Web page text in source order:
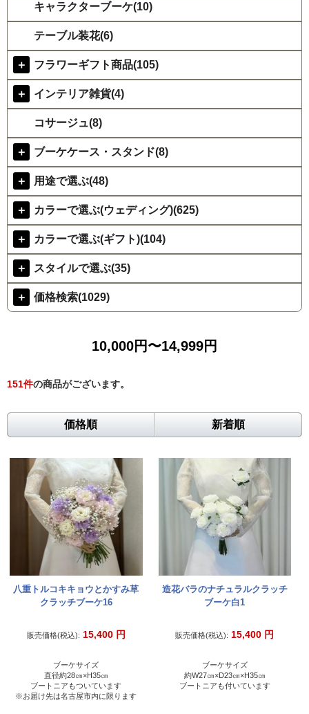
キャラクターブーケ(10)
テーブル装花(6)
＋ フラワーギフト商品(105)
＋ インテリア雑貨(4)
コサージュ(8)
＋ ブーケケース・スタンド(8)
＋ 用途で選ぶ(48)
＋ カラーで選ぶ(ウェディング)(625)
＋ カラーで選ぶ(ギフト)(104)
＋ スタイルで選ぶ(35)
＋ 価格検索(1029)
10,000円〜14,999円
151件の商品がございます。
価格順 新着順
八重トルコキキョウとかすみ草
クラッチブーケ16
販売価格(税込): 15,400 円
ブーケサイズ
直径約28㎝×H35㎝
ブートニアもついています
※お届け先は名古屋市内に限ります
造花バラのナチュラルクラッチ
ブーケ白1
販売価格(税込): 15,400 円
ブーケサイズ
約W27㎝×D23㎝×H35㎝
ブートニアも付いています